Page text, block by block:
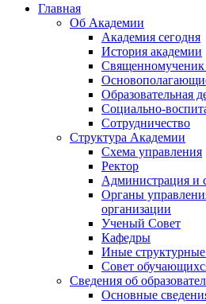
Главная
Об Академии
Академия сегодня
История академии
Образовательная
Социально-
Сотрудничество
Структура Академии
Схема управления
Ректор
Администрация и
Органы
организации
Ученый Совет
Кафедры
Иные структурные
Совет
Сведения об
Основные